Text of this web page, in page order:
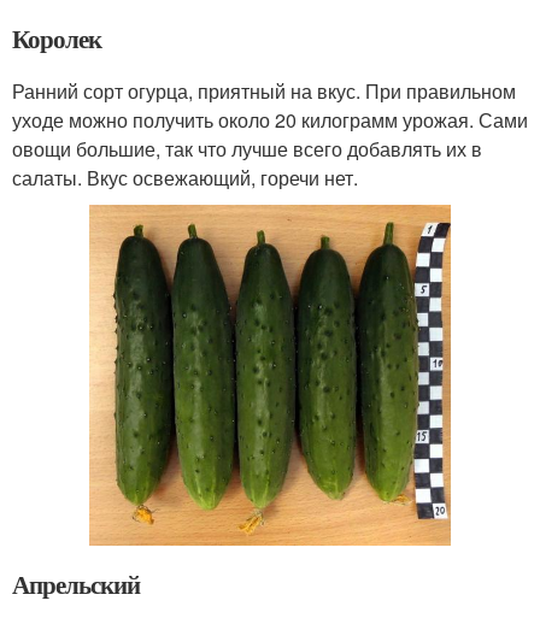
Королек
Ранний сорт огурца, приятный на вкус. При правильном
уходе можно получить около 20 килограмм урожая. Сами
овощи большие, так что лучше всего добавлять их в
салаты. Вкус освежающий, горечи нет.
Апрельский